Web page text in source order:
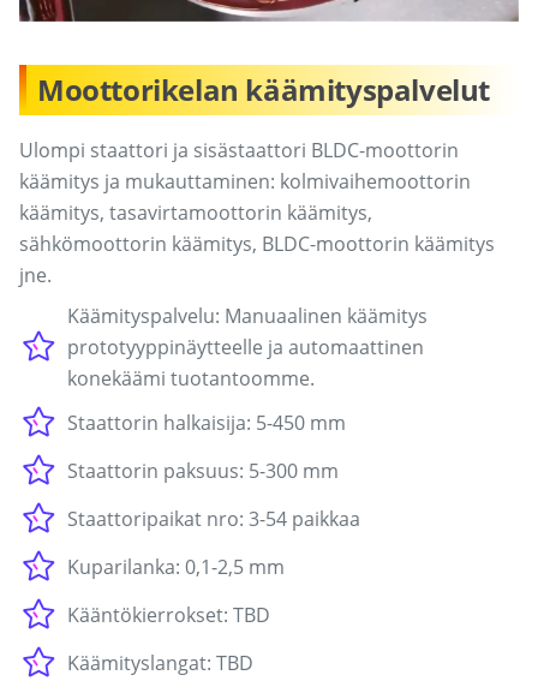
Moottorikelan käämityspalvelut
Ulompi staattori ja sisästaattori BLDC-moottorin
käämitys ja mukauttaminen: kolmivaihemoottorin
käämitys, tasavirtamoottorin käämitys,
sähkömoottorin käämitys, BLDC-moottorin käämitys
jne.
Käämityspalvelu: Manuaalinen käämitys
prototyyppinäytteelle ja automaattinen
konekäämi tuotantoomme.
Staattorin halkaisija: 5-450 mm
Staattorin paksuus: 5-300 mm
Staattoripaikat nro: 3-54 paikkaa
Kuparilanka: 0,1-2,5 mm
Kääntökierrokset: TBD
Käämityslangat: TBD